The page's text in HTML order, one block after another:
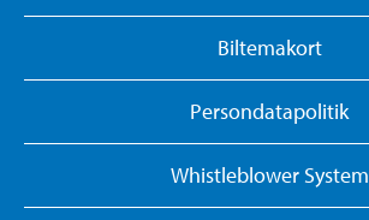
Biltemakort
Persondatapolitik
Whistleblower System